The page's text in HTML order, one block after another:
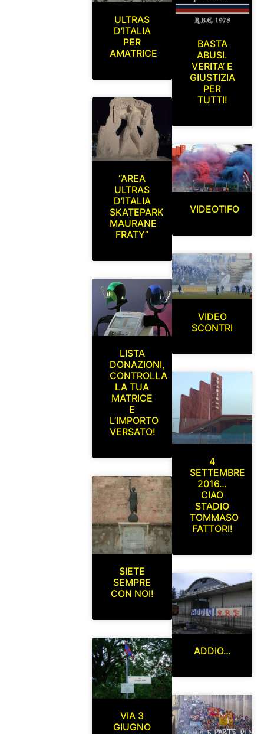
ULTRAS
D’ITALIA
PER
AMATRICE
“AREA
ULTRAS
D’ITALIA
SKATEPARK
MAURANE
FRATY”
LISTA
DONAZIONI,
CONTROLLA
LA TUA
MATRICE
E
L’IMPORTO
VERSATO!
SIETE
SEMPRE
CON NOI!
VIA 3
GIUGNO
BASTA
ABUSI.
VERITA’ E
GIUSTIZIA
PER
TUTTI!
VIDEOTIFO
VIDEO
SCONTRI
4
SETTEMBRE
2016…
CIAO
STADIO
TOMMASO
FATTORI!
ADDIO…